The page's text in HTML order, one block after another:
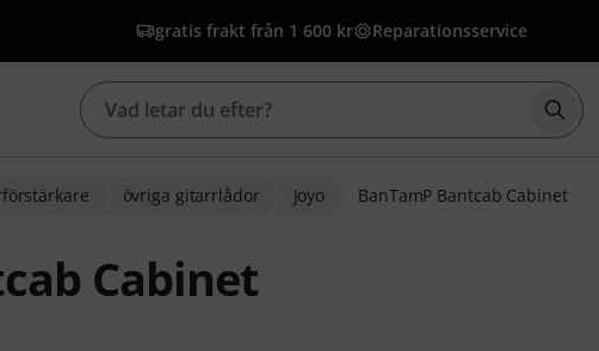
gratis frakt från 1 600 kr Reparationsservice
övriga gitarrlådor Joyo BanTamP Bantcab Cabinet
Cabinet